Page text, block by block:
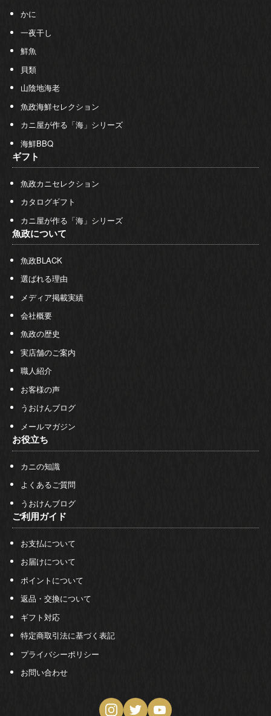
かに
一夜干し
鮮魚
貝類
山陰地海老
魚政海鮮セレクション
カニ屋が作る「海」シリーズ
海鮮BBQ
ギフト
魚政カニセレクション
カタログギフト
カニ屋が作る「海」シリーズ
魚政について
魚政BLACK
選ばれる理由
メディア掲載実績
会社概要
魚政の歴史
実店舗のご案内
職人紹介
お客様の声
うおけんブログ
メールマガジン
お役立ち
カニの知識
よくあるご質問
うおけんブログ
ご利用ガイド
お支払について
お届けについて
ポイントについて
返品・交換について
ギフト対応
特定商取引法に基づく表記
プライバシーポリシー
お問い合わせ